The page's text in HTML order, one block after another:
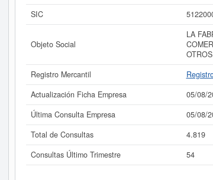
SIC
Objeto Social
LA
Registro Mercantil
Actualización Ficha Empresa
05/08/
Última Consulta Empresa
05/08/
Total de Consultas
4.819
Consultas Último Trimestre
54